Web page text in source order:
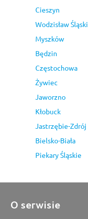
Cieszyn
Wodzisław Śląski
Myszków
Będzin
Częstochowa
Żywiec
Jaworzno
Kłobuck
Jastrzębie-Zdrój
Bielsko-Biała
Piekary Śląskie
O serwisie